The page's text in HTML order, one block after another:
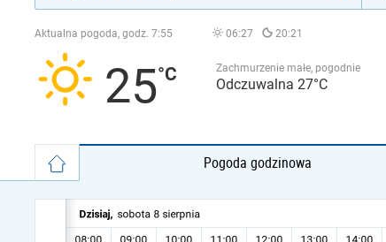
Aktualna pogoda, godz. 7:55 06:27 20:21
25 Zachmurzenie małe, pogodnie
Odczuwalna 27°C
Pogoda godzinowa